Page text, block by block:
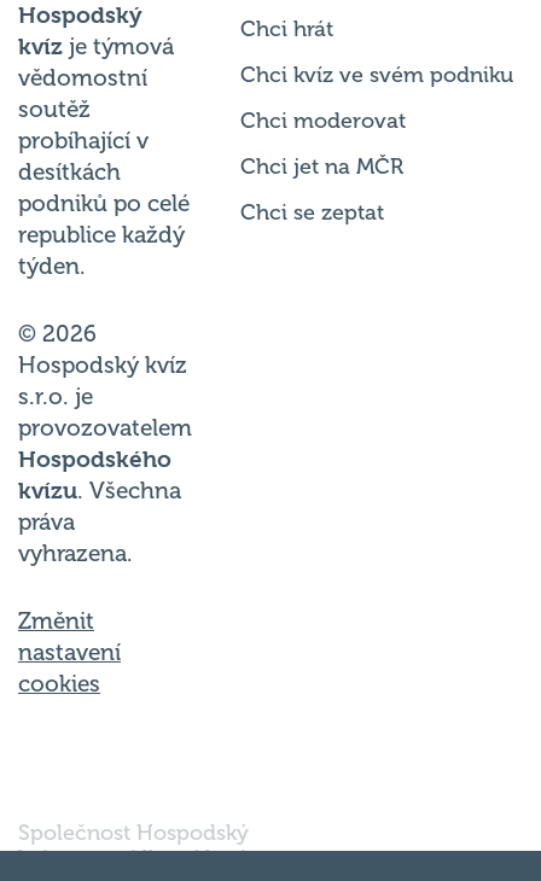
Hospodský
kvíz je týmová
vědomostní
soutěž
probíhající v
desítkách
podniků po celé
republice každý
týden.
© 2026
Hospodský kvíz
s.r.o. je
provozovatelem
Hospodského
kvízu. Všechna
práva
vyhrazena.
Změnit
nastavení
cookies
Chci hrát
Chci kvíz ve svém podniku
Chci moderovat
Chci jet na MČR
Chci se zeptat
Společnost Hospodský
kvíz s.r.o., sídlem Nové